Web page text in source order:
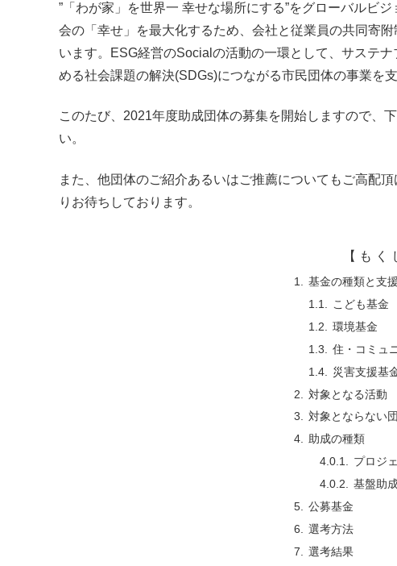
”「わが家」を世界一 幸せな場所にする”をグローバルビ
会の「幸せ」を最大化するため、会社と従業員の共同寄
います。ESG経営のSocialの活動の一環として、サステ
める社会課題の解決(SDGs)につながる市民団体の事業を支
このたび、2021年度助成団体の募集を開始しますので、
い。
また、他団体のご紹介あるいはご推薦についてもご高配
りお待ちしております。
【 も く
基金の種類と支
こども基金
環境基金
住・コミュ
災害支援基
対象となる活動
対象とならない
助成の種類
プロジ
基盤助
公募基金
選考方法
選考結果